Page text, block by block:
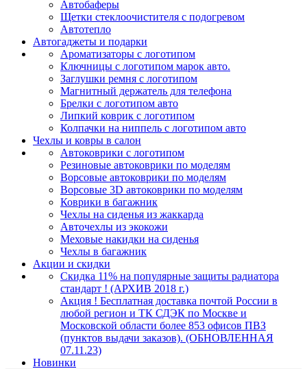
Автобаферы
Щетки стеклоочистителя с подогревом
Автотепло
Автогаджеты и подарки
Ароматизаторы с логотипом
Ключницы с логотипом марок авто.
Заглушки ремня с логотипом
Магнитный держатель для телефона
Брелки с логотипом авто
Липкий коврик c логотипом
Колпачки на ниппель с логотипом авто
Чехлы и ковры в салон
Автоковрики с логотипом
Резиновые автоковрики по моделям
Ворсовые автоковрики по моделям
Ворсовые 3D автоковрики по моделям
Коврики в багажник
Чехлы на сиденья из жаккарда
Авточехлы из экокожи
Меховые накидки на сиденья
Чехлы в багажник
Акции и скидки
Скидка 11% на популярные защиты радиатора
стандарт ! (АРХИВ 2018 г.)
Акция ! Бесплатная доставка почтой России в
любой регион и ТК СДЭК по Москве и
Московской области более 853 офисов ПВЗ
(пунктов выдачи заказов). (ОБНОВЛЕННАЯ
07.11.23)
Новинки